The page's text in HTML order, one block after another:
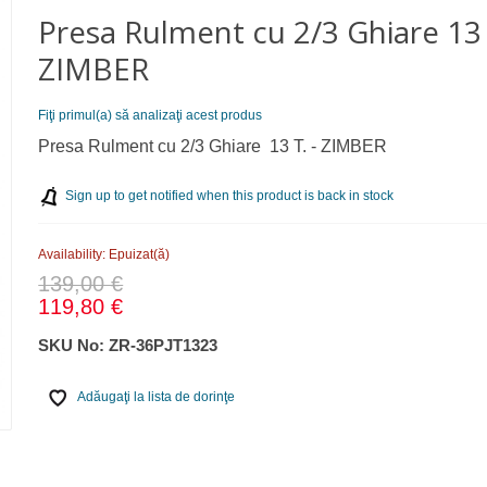
Presa Rulment cu 2/3 Ghiare
ZIMBER
Fiţi primul(a) să analizaţi acest produs
Presa Rulment cu 2/3 Ghiare 13 T. - ZIMBER
Sign up to get notified when this product is back in stock
Availability: Epuizat(ă)
139,00 €
119,80 €
SKU No:ZR-36PJT1323
Adăugaţi la lista de dorinţe